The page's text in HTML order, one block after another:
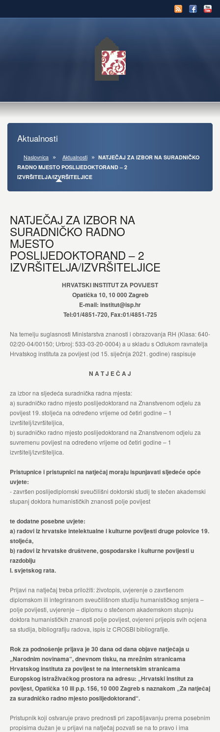
Aktualnosti
Naslovnica Aktualnosti
NATJEČAJ ZA IZBOR NA SURADNIČKO
RADNO MJESTO POSLIJEDOKTORAND – 2
IZVRŠITELJA/IZVRŠITELJICE
NATJEČAJ ZA IZBOR NA
SURADNIČKO RADNO
MJESTO
POSLIJEDOKTORAND – 2
IZVRŠITELJA/IZVRŠITELJICE
HRVATSKI INSTITUT ZA POVIJEST
Opatička 10, 10 000 Zagreb
E-mail: institut@isp.hr
Tel:01/4851-720, Fax:01/4851-725
Na temelju suglasnosti Ministarstva znanosti i obrazovanja RH (Klasa: 640-
02/20-04/00150; Urbroj: 533-03-20-0004) a u skladu s Odlukom ravnatelja
Hrvatskog instituta za povijest (od 15. siječnja 2021. godine) raspisuje
N A T J E Č A J
za izbor na sljedeća suradnička radna mjesta:
a) suradničko radno mjesto poslijedoktorand na Znanstvenom odjelu za
povijest 19. stoljeća na određeno vrijeme od četiri godine – 1
izvršitelj/izvršiteljica,
b) suradničko radno mjesto poslijedoktorand na Znanstvenom odjelu za
suvremenu povijest na određeno vrijeme od četiri godine – 1
izvršitelj/izvršiteljica.
Pristupnice i pristupnici na natječaj moraju ispunjavati sljedeće opće
uvjete:
- završen poslijediplomski sveučilišni doktorski studij te stečen akademski
stupanj doktora humanističkih znanosti polje povijest
te dodatne posebne uvjete:
a) radovi iz hrvatske intelektualne i kulturne povijesti druge polovice 19.
stoljeća,
b) radovi iz hrvatske društvene, gospodarske i kulturne povijesti u
razdoblju
I. svjetskog rata.
Prijavi na natječaj treba priložiti: životopis, uvjerenje o završenom
diplomskom ili integriranom sveučilišnom studiju humanističkog smjera –
polje povijesti, uvjerenje – diplomu o stečenom akademskom stupnju
doktora humanističkih znanosti polje povijest, ovjereni prijepis svih ocjena
sa studija, bibliografiju radova, ispis iz CROSBI bibliografije.
Rok za podnošenje prijava je 30 dana od dana objave natječaja u
„Narodnim novinama“, dnevnom tisku, na mrežnim stranicama
Hrvatskog instituta za povijest te na internetskim stranicama
Europskog istraživačkog prostora na adresu: „Hrvatski institut za
povijest, Opatička 10 ili p.p. 156, 10 000 Zagreb s naznakom „Za natječaj
za suradničko radno mjesto poslijedoktorand“.
Pristupnik koji ostvaruje pravo prednosti pri zapošljavanju prema posebnim
propisima dužan je u prijavi na natječaj pozvati se na to pravo i ima